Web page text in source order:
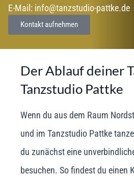
E-Mail: info@tanzstudio-pattke.de
Kontakt aufnehmen
Der Ablauf deiner
Tanzstudio Pattke
Wenn du aus dem Raum
und im Tanzstudio Pattke
du zunächst eine
besuchen. So findest du einen